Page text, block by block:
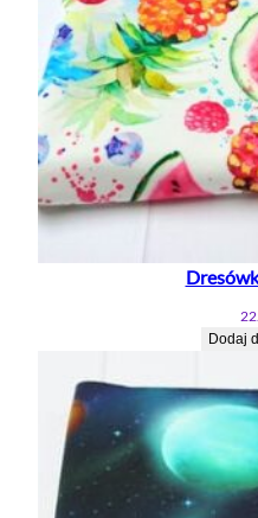
Dodaj